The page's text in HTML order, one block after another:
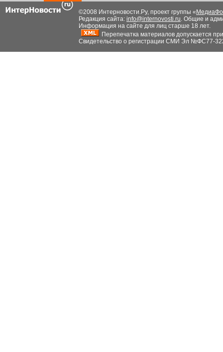
©2008 Интерновости.Ру, проект группы «
Редакция сайта: info@internovosti.ru. Общие и
Информация на сайте для лиц старше 18 лет.
Перепечатка материалов допускается
Свидетельство о регистрации СМИ Эл №ФС77-